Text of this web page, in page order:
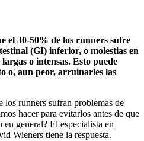
el 30-50% de los runners sufre
(GI) inferior, o molestias en
o intensas. Esto puede
o, aun peor, arruinarles las
los runners sufran problemas de
hacer para evitarlos antes de que
general? El especialista en
Wieners tiene la respuesta.